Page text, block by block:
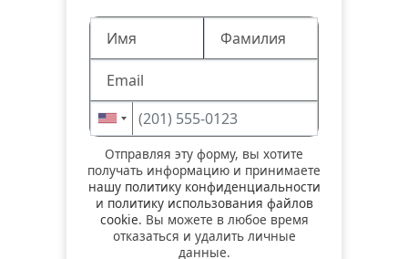
Отправляя эту форму, вы хотите
получать информацию и принимаете
нашу политику конфиденциальности
и политику использования файлов
cookie. Вы можете в любое время
отказаться и удалить личные
данные.